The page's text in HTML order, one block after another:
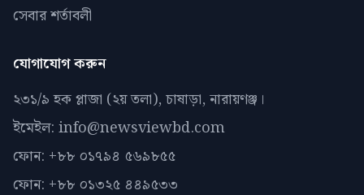
সেবার শর্তাবলী
যোগাযোগ করুন
২৩১/৯ হক প্লাজা (২য় তলা), চাষাড়া, নারায়ণঞ্জ।
ইমেইল: info@newsviewbd.com
ফোন: +৮৮ ০১৭৯৪ ৫৬৯৮৫৫
ফোন: +৮৮ ০১৩২৫ ৪৪৯৫৩৩